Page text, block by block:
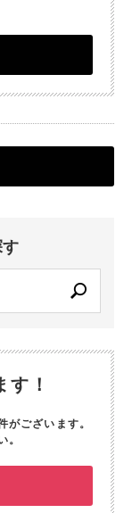
！
がございます。
。